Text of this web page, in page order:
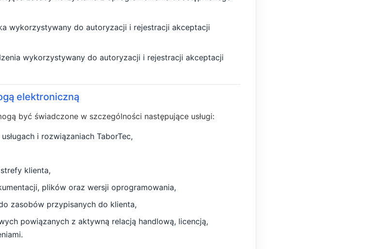
wykorzystywany do autoryzacji i rejestracji akceptacji
wykorzystywany do autoryzacji i rejestracji akceptacji
elektroniczną
być świadczone w szczególności następujące usługi:
i rozwiązaniach TaborTec,
klienta,
plików oraz wersji oprogramowania,
zasobów przypisanych do klienta,
powiązanych z aktywną relacją handlową, licencją,